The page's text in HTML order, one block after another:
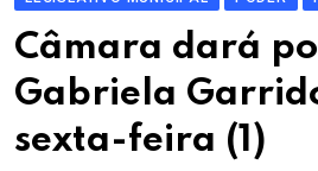
Câmara dará
Gabriela
sexta-feira (1)